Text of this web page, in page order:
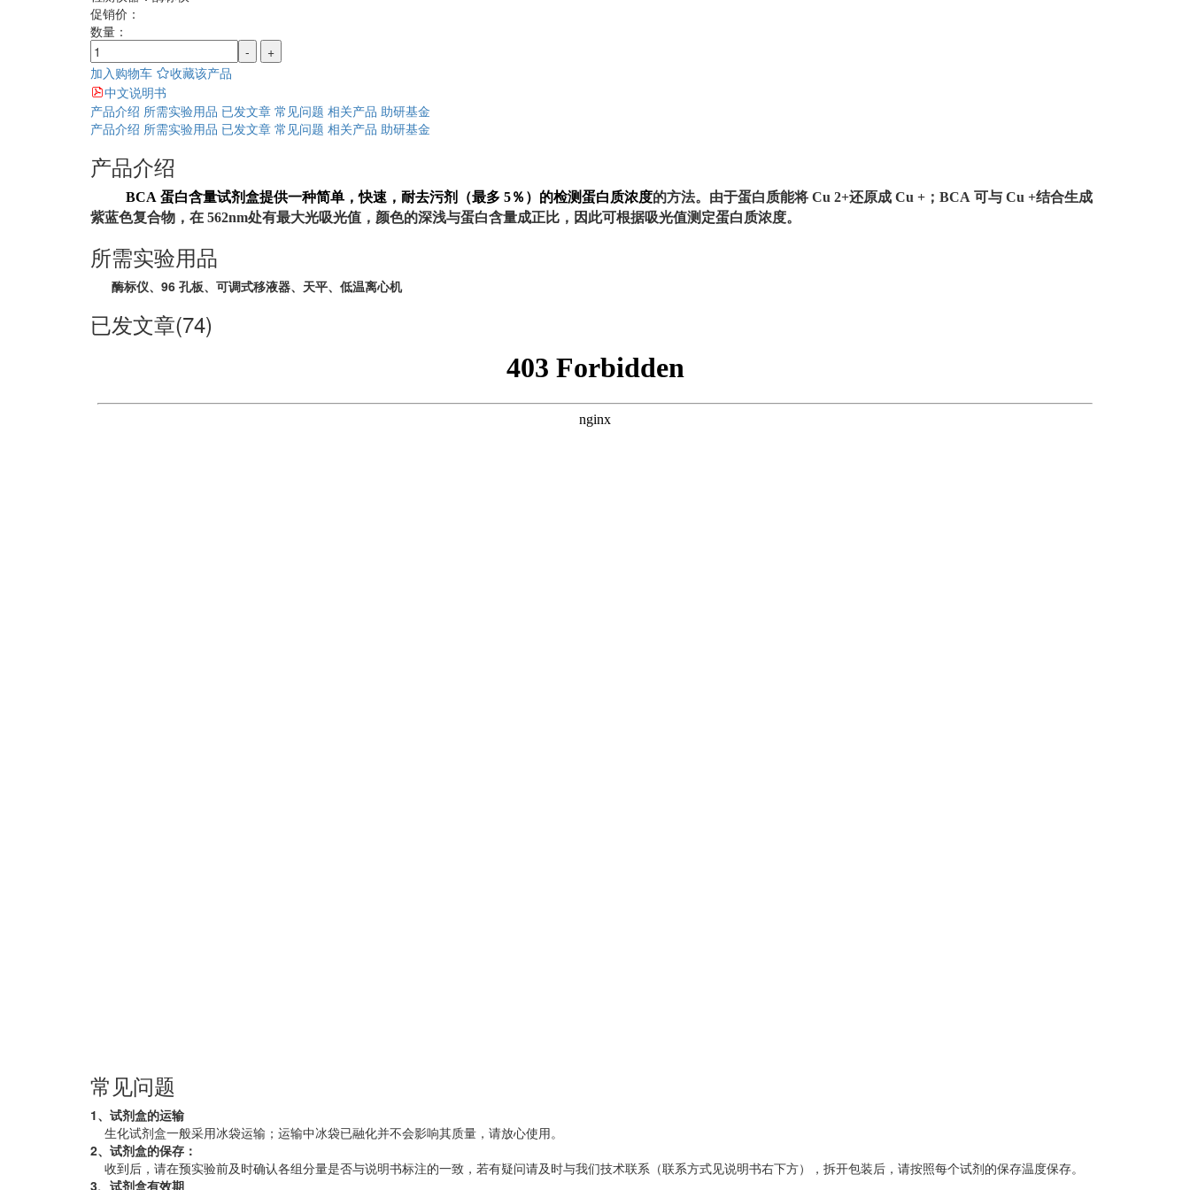
促销价：
数量：
-
+
加入购物车
收藏该产品
中文说明书
产品介绍 所需实验用品 已发文章 常见问题 相关产品 助研基金
产品介绍 所需实验用品 已发文章 常见问题 相关产品 助研基金
产品介绍
BCA 蛋白含量试剂盒提供一种简单，快速，耐去污剂（最多 5％）的检测蛋白质浓度的方法。由于蛋白质能将 Cu 2+还原成 Cu + ； BCA 可与 Cu +结合生成
紫蓝色复合物，在 562nm处有最大光吸光值，颜色的深浅与蛋白含量成正比，因此可根据吸光值测定蛋白质浓度。
所需实验用品
酶标仪、96 孔板、可调式移液器、天平、低温离心机
已发文章(74)
常见问题
1、试剂盒的运输
生化试剂盒一般采用冰袋运输；运输中冰袋已融化并不会影响其质量，请放心使用。
2、试剂盒的保存：
收到后，请在预实验前及时确认各组分量是否与说明书标注的一致，若有疑问请及时与我们技术联系（联系方式见说明书右下方），拆开包装后，请按照每个试剂的保存温度保存。
3、试剂盒有效期